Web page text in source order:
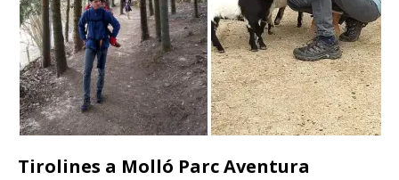
Tirolines a Molló Parc Aventura